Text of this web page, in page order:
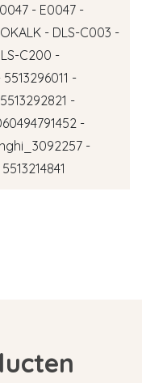
- E0047 -
- DLS-C003 -
C200 -
-
-
-
-